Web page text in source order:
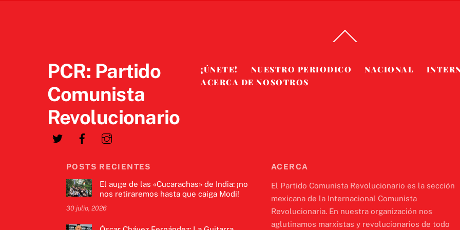
To
PCR: Partido
Comunista
Revolucionario
¡ÚNETE! NUESTRO PERIODICO NACIONAL
ACERCA DE NOSOTROS
POSTS RECIENTES
El auge de las «Cucarachas» de India: ¡no
nos retiraremos hasta que caiga Modi!
30 julio, 2026
ACERCA
El Partido Comunista Revolucionario es la sección
mexicana de la Internacional Comunista
Revolucionaria. En nuestra organización nos
aglutinamos marxistas y revolucionarios de todo